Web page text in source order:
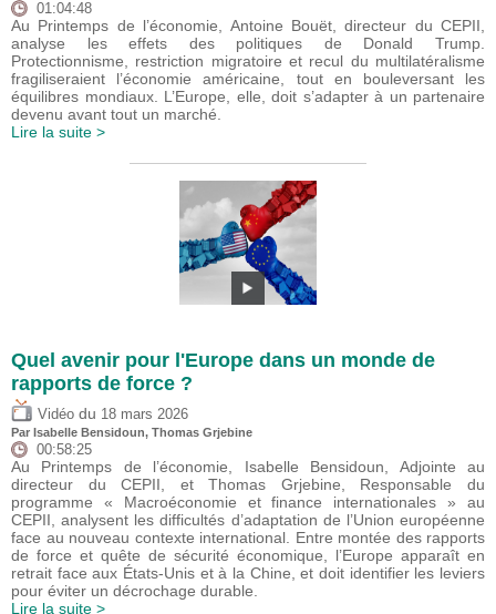
01:04:48
Au Printemps de l’économie, Antoine Bouët, directeur du CEPII,
analyse les effets des politiques de Donald Trump.
Protectionnisme, restriction migratoire et recul du multilatéralisme
fragiliseraient l’économie américaine, tout en bouleversant les
équilibres mondiaux. L’Europe, elle, doit s’adapter à un partenaire
devenu avant tout un marché.
Lire la suite >
Quel avenir pour l'Europe dans un monde de
rapports de force ?
Vidéo du 18 mars 2026
Par Isabelle Bensidoun, Thomas Grjebine
00:58:25
Au Printemps de l’économie, Isabelle Bensidoun, Adjointe au
directeur du CEPII, et Thomas Grjebine, Responsable du
programme « Macroéconomie et finance internationales » au
CEPII, analysent les difficultés d’adaptation de l’Union européenne
face au nouveau contexte international. Entre montée des rapports
de force et quête de sécurité économique, l’Europe apparaît en
retrait face aux États-Unis et à la Chine, et doit identifier les leviers
pour éviter un décrochage durable.
Lire la suite >